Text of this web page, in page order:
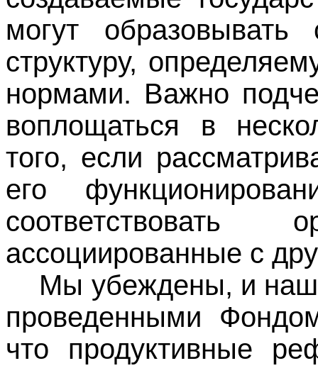
могут образовывать
структуру,
нормами. Важно
воплощаться в
того, если
его
соответствовать
ассоциированные с
Мы убеждены, и
проведенными
что продуктивные